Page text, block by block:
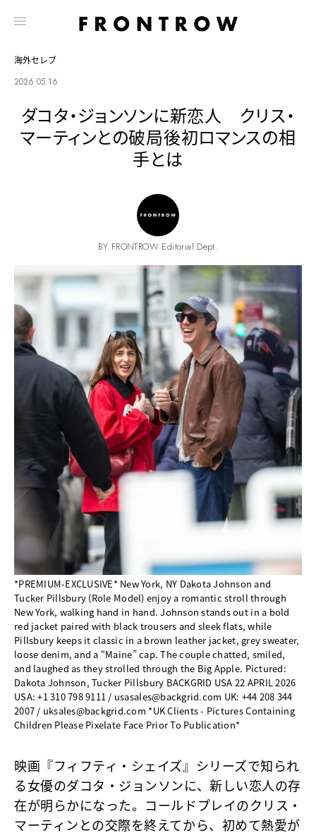
海外セレブ
2026.05.16
ダコタ・ジョンソンに新恋人 クリス・
マーティンとの破局後初ロマンスの相
手とは
BY FRONTROW Editorial Dept.
*PREMIUM-EXCLUSIVE* New York, NY Dakota Johnson and
Tucker Pillsbury (Role Model) enjoy a romantic stroll through
New York, walking hand in hand. Johnson stands out in a bold
red jacket paired with black trousers and sleek flats, while
Pillsbury keeps it classic in a brown leather jacket, grey sweater,
loose denim, and a “Maine” cap. The couple chatted, smiled,
and laughed as they strolled through the Big Apple. Pictured:
Dakota Johnson, Tucker Pillsbury BACKGRID USA 22 APRIL 2026
USA: +1 310 798 9111 / usasales@backgrid.com UK: +44 208 344
2007 / uksales@backgrid.com *UK Clients - Pictures Containing
Children Please Pixelate Face Prior To Publication*
映画『フィフティ・シェイズ』シリーズで知られ
る女優のダコタ・ジョンソンに、新しい恋人の存
在が明らかになった。コールドプレイのクリス・
マーティンとの交際を終えてから、初めて熱愛が